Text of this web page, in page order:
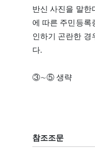
반신 사진을 말한
에 따른 주민등록
인하기 곤란한 경
다.
③∼⑤ 생략
참조조문